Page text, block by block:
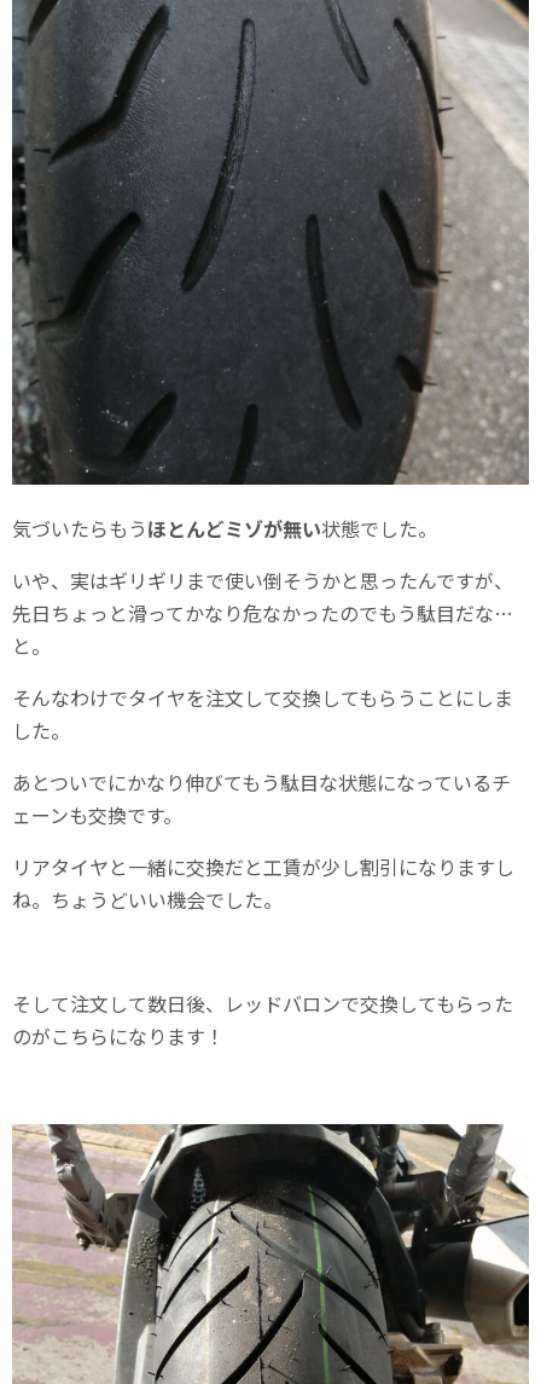
気づいたらもうほとんどミゾが無い状態でした。
いや、実はギリギリまで使い倒そうかと思ったんですが、
先日ちょっと滑ってかなり危なかったのでもう駄目だな…
と。
そんなわけでタイヤを注文して交換してもらうことにしま
した。
あとついでにかなり伸びてもう駄目な状態になっているチ
ェーンも交換です。
リアタイヤと一緒に交換だと工賃が少し割引になりますし
ね。ちょうどいい機会でした。
そして注文して数日後、レッドバロンで交換してもらった
のがこちらになります！